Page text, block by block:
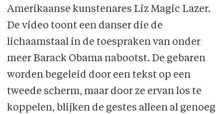
Amerikaanse kunstenares Liz Magic Lazer.
De video toont een danser die de
lichaamstaal in de toespraken van onder
meer Barack Obama nabootst. De gebaren
worden begeleid door een tekst op een
tweede scherm, maar door ze ervan los te
koppelen, blijken de gestes alleen al genoeg